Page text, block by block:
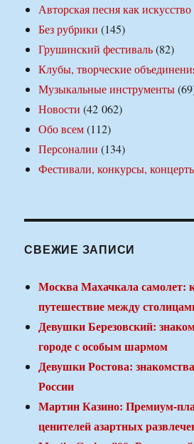
Авторская песня как искусство
Без рубрики (145)
Грушинский фестиваль(82)
Клубы, творческие
Музыкальные инструменты
Новости (42 062)
Обо всем(112)
Персоналии (134)
Фестивали, конкурсы,
СВЕЖИЕ ЗАПИСИ
Москва Махачкала самолет:
путешествие между
Девушки Березовский:
городе с особым шармом
Девушки Ростова:
России
Мартин Казино: Премиум-
ценителей азартных